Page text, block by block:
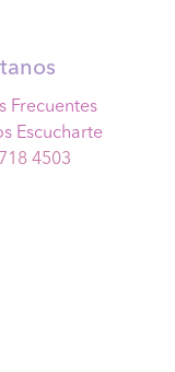
Frecuentes
Escucharte
4503